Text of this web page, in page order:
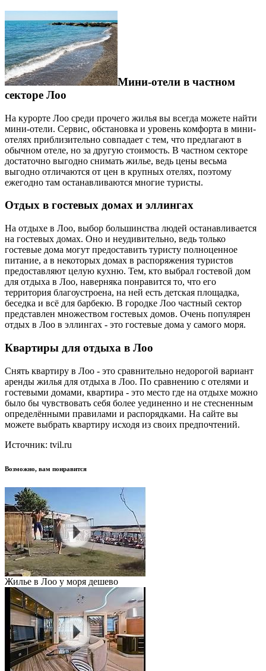
Мини-отели в частном
секторе Лоо
На курорте Лоо среди прочего жилья вы всегда можете найти
мини-отели. Сервис, обстановка и уровень комфорта в мини-
отелях приблизительно совпадает с тем, что предлагают в
обычном отеле, но за другую стоимость. В частном секторе
достаточно выгодно снимать жилье, ведь цены весьма
выгодно отличаются от цен в крупных отелях, поэтому
ежегодно там останавливаются многие туристы.
Отдых в гостевых домах и эллингах
На отдыхе в Лоо, выбор большинства людей останавливается
на гостевых домах. Оно и неудивительно, ведь только
гостевые дома могут предоставить туристу полноценное
питание, а в некоторых домах в распоряжения туристов
предоставляют целую кухню. Тем, кто выбрал гостевой дом
для отдыха в Лоо, наверняка понравится то, что его
территория благоустроена, на ней есть детская площадка,
беседка и всё для барбекю. В городке Лоо частный сектор
представлен множеством гостевых домов. Очень популярен
отдых в Лоо в эллингах - это гостевые дома у самого моря.
Квартиры для отдыха в Лоо
Снять квартиру в Лоо - это сравнительно недорогой вариант
аренды жилья для отдыха в Лоо. По сравнению с отелями и
гостевыми домами, квартира - это место где на отдыхе можно
было бы чувствовать себя более уединенно и не стесненным
определёнными правилами и распорядками. На сайте вы
можете выбрать квартиру исходя из своих предпочтений.
Источник: tvil.ru
Возможно, вам понравится
Жилье в Лоо у моря дешево